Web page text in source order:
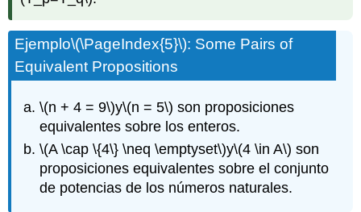
Ejemplo\(\PageIndex{5}\): Some Pairs of
Equivalent Propositions
\(n + 4 = 9\)y\(n = 5\) son proposiciones
equivalentes sobre los enteros.
\(A \cap \{4\} \neq \emptyset\)y\(4 \in A\) son
proposiciones equivalentes sobre el conjunto
de potencias de los números naturales.